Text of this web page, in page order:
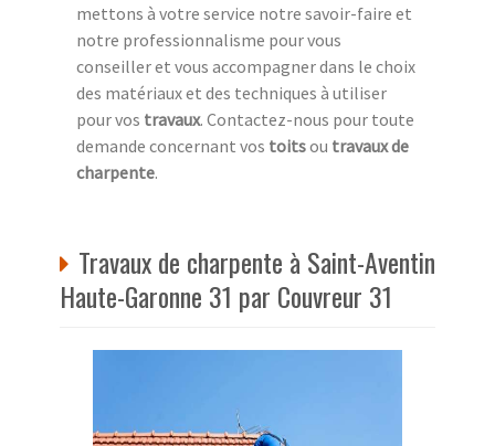
mettons à votre service notre savoir-faire et
notre professionnalisme pour vous
conseiller et vous accompagner dans le choix
des matériaux et des techniques à utiliser
pour vos travaux. Contactez-nous pour toute
demande concernant vos toitsou travaux de
charpente.
Travaux de charpente à Saint-Aventin
Haute-Garonne 31 par Couvreur 31